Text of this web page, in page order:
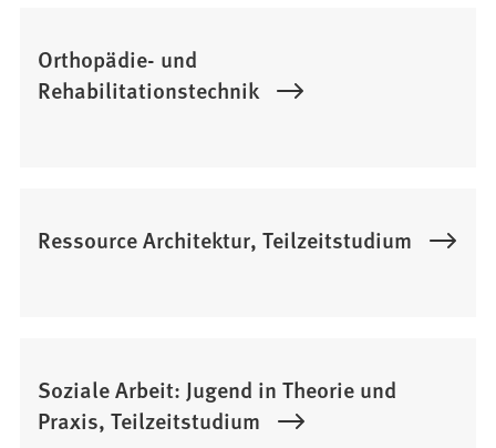
Orthopädie- und
Rehabilitationstechnik
Ressource Architektur, Teilzeitstudium
Soziale Arbeit: Jugend in Theorie und
Praxis, Teilzeitstudium